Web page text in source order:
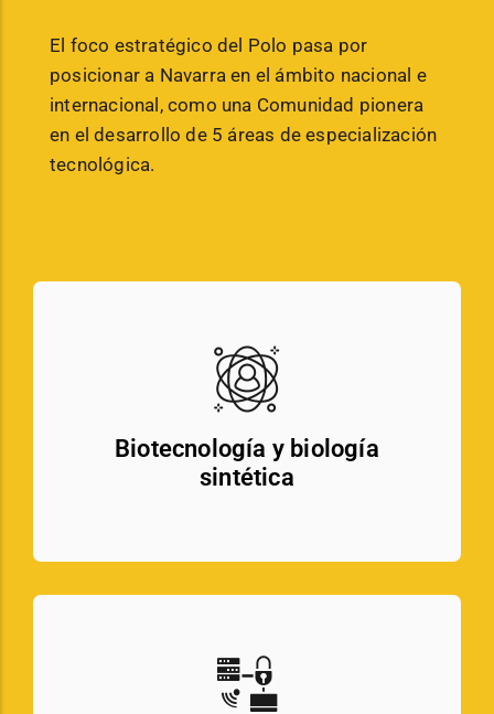
El foco estratégico del Polo pasa por
posicionar a Navarra en el ámbito nacional e
internacional, como una Comunidad pionera
en el desarrollo de 5 áreas de especialización
tecnológica.
Biotecnología y biología
sintética